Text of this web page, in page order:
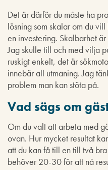
Det är därför du måste ha
lösning som skalar om du
en investering. Skalbarhet
Jag skulle till och med vilja
ruskigt enkelt, det är
innebär all utmaning. Jag
problem man kan stöta på.
Vad sägs om
Om du valt att arbeta med
ovan. Hur mycket resultat
att du kan få till en till två
behöver 20-30 för att nå